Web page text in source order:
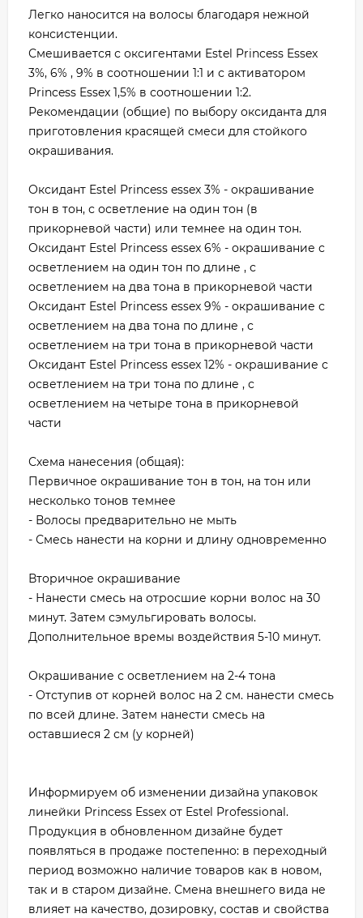
Легко наносится на волосы благодаря нежной
консистенции.
Смешивается с оксигентами Estel Princess Essex
3%, 6% , 9% в соотношении 1:1 и с активатором
Princess Essex 1,5% в соотношении 1:2.
Рекомендации (общие) по выбору оксиданта для
приготовления красящей смеси для стойкого
окрашивания.
Оксидант Estel Princess essex 3% - окрашивание
тон в тон, с осветление на один тон (в
прикорневой части) или темнее на один тон.
Оксидант Estel Princess essex 6% - окрашивание с
осветлением на один тон по длине , с
осветлением на два тона в прикорневой части
Оксидант Estel Princess essex 9% - окрашивание с
осветлением на два тона по длине , с
осветлением на три тона в прикорневой части
Оксидант Estel Princess essex 12% - окрашивание с
осветлением на три тона по длине , с
осветлением на четыре тона в прикорневой
части
Схема нанесения (общая):
Первичное окрашивание тон в тон, на тон или
несколько тонов темнее
- Волосы предварительно не мыть
- Смесь нанести на корни и длину одновременно
Вторичное окрашивание
- Нанести смесь на отросшие корни волос на 30
минут. Затем сэмульгировать волосы.
Дополнительное времы воздействия 5-10 минут.
Окрашивание с осветлением на 2-4 тона
- Отступив от корней волос на 2 см. нанести смесь
по всей длине. Затем нанести смесь на
оставшиеся 2 см (у корней)
Информируем об изменении дизайна упаковок
линейки Princess Essex от Estel Professional.
Продукция в обновленном дизайне будет
появляться в продаже постепенно: в переходный
период возможно наличие товаров как в новом,
так и в старом дизайне. Смена внешнего вида не
влияет на качество, дозировку, состав и свойства